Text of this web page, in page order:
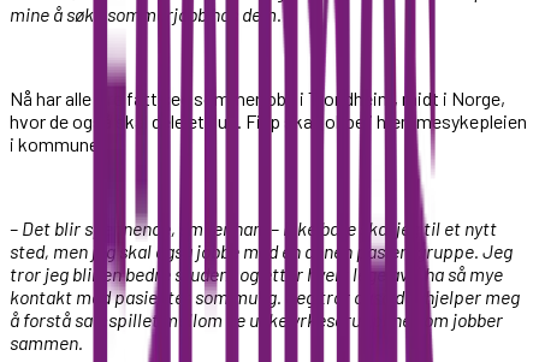
mine å søke sommerjobb hos dem.
Nå har alle fire fått seg sommerjobb i Trondheim, midt i Norge,
hvor de også skal dele et hus. Filip skal jobbe i hjemmesykepleien
i kommunen.
– Det blir spennende, smiler han. – Ikke bare skal jeg til et nytt
sted, men jeg skal også jobbe med en annen pasientgruppe. Jeg
tror jeg blir en bedre student og etter hvert lege av å ha så mye
kontakt med pasienter som mulig. Jeg tror også det hjelper meg
å forstå samspillet mellom de ulike yrkesgruppene som jobber
sammen.